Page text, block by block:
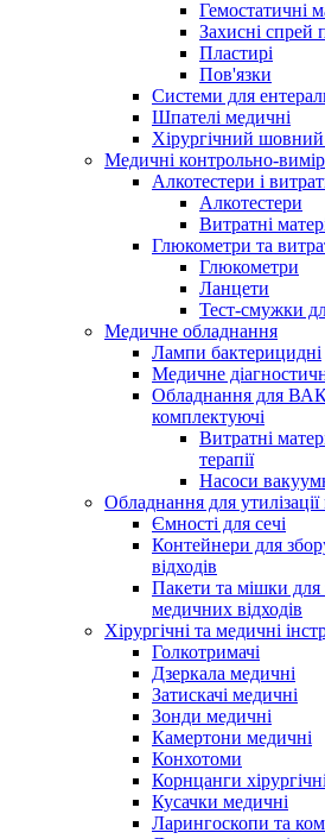
Гемостатичні
Захисні спрей
Пластирі
Пов'язки
Системи для
Шпателі медичні
Хірургічний шовний
Медичні контрольно-
Алкотестери і
Алкотестери
Витратні
Глюкометри та
Глюкометри
Ланцети
Тест-смужки
Медичне обладнання
Лампи бактерицидні
Медичне
Обладнання для ВАК
комплектуючі
Витратні
терапії
Насоси
Обладнання для
Ємності для сечі
Контейнери для
відходів
Пакети та мішки для
медичних відходів
Хірургічні та медичні
Голкотримачі
Дзеркала медичні
Затискачі медичні
Зонди медичні
Камертони медичні
Конхотоми
Корнцанги хірургічні
Кусачки медичні
Ларингоскопи та